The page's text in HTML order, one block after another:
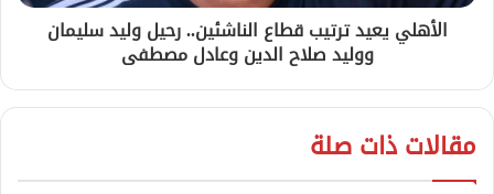
الأهلي يعيد ترتيب قطاع الناشئين.. رحيل وليد سليمان
ووليد صلاح الدين وعادل مصطفى
مقالات ذات صلة